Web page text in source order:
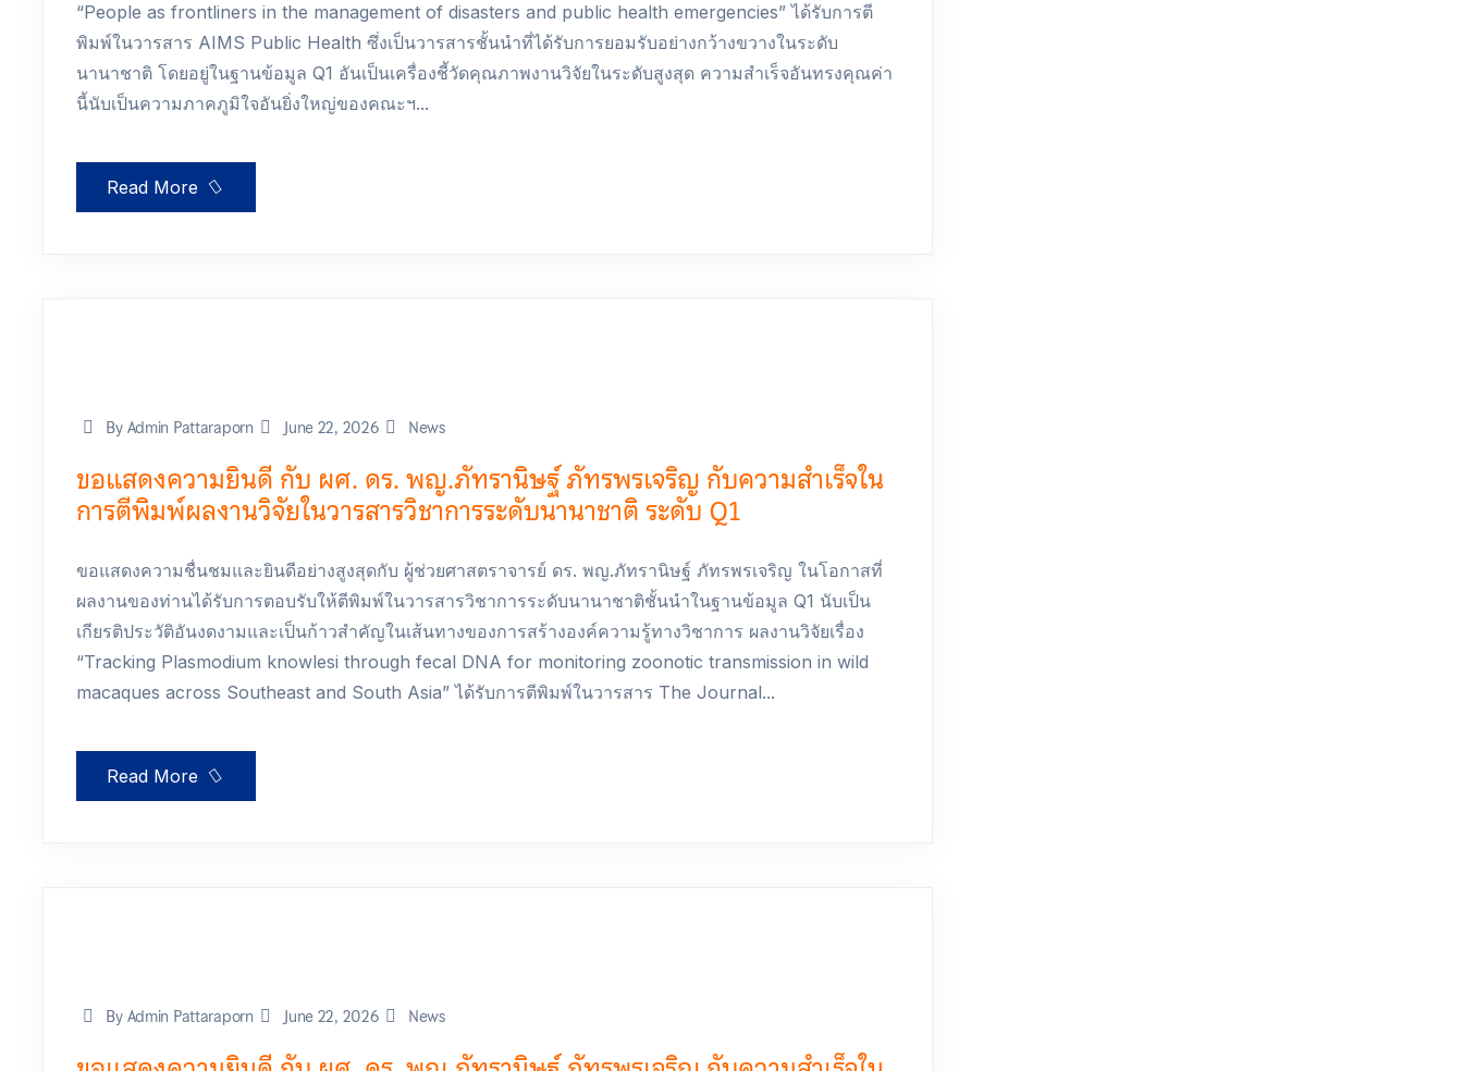
“People as frontliners in the management of disasters and public health emergencies” ได้รับการตี
พิมพ์ในวารสาร AIMS Public Health ซึ่งเป็นวารสารชั้นนำที่ได้รับการยอมรับอย่างกว้างขวางในระดับ
นานาชาติ โดยอยู่ในฐานข้อมูล Q1 อันเป็นเครื่องชี้วัดคุณภาพงานวิจัยในระดับสูงสุด ความสำเร็จอันทรงคุณค่า
นี้นับเป็นความภาคภูมิใจอันยิ่งใหญ่ของคณะฯ...
Read More
By Admin Pattaraporn June 22, 2026 News
ขอแสดงความยินดี กับ ผศ. ดร. พญ.ภัทรานิษฐ์ ภัทรพรเจริญ กับความสำเร็จใน
การตีพิมพ์ผลงานวิจัยในวารสารวิชาการระดับนานาชาติ ระดับ Q1
ขอแสดงความชื่นชมและยินดีอย่างสูงสุดกับ ผู้ช่วยศาสตราจารย์ ดร. พญ.ภัทรานิษฐ์ ภัทรพรเจริญ ในโอกาสที่
ผลงานของท่านได้รับการตอบรับให้ตีพิมพ์ในวารสารวิชาการระดับนานาชาติชั้นนำในฐานข้อมูล Q1 นับเป็น
เกียรติประวัติอันงดงามและเป็นก้าวสำคัญในเส้นทางของการสร้างองค์ความรู้ทางวิชาการ ผลงานวิจัยเรื่อง
“Tracking Plasmodium knowlesi through fecal DNA for monitoring zoonotic transmission in wild
macaques across Southeast and South Asia” ได้รับการตีพิมพ์ในวารสาร The Journal...
Read More
By Admin Pattaraporn June 22, 2026 News